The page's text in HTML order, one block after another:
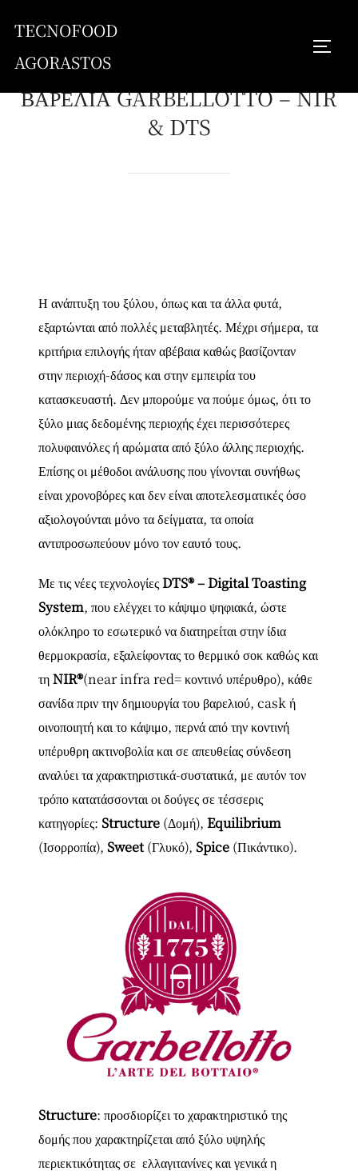
content
TECNOFOOD
AGORASTOS
ΒΑΡΕΛΙΑ GARBELLOTTO – NIR
& DTS
Η ανάπτυξη του ξύλου, όπως και τα άλλα φυτά,
εξαρτώνται από πολλές μεταβλητές. Μέχρι σήμερα, τα
κριτήρια επιλογής ήταν αβέβαια καθώς βασίζονταν
στην περιοχή-δάσος και στην εμπειρία του
κατασκευαστή. Δεν μπορούμε να πούμε όμως, ότι το
ξύλο μιας δεδομένης περιοχής έχει περισσότερες
πολυφαινόλες ή αρώματα από ξύλο άλλης περιοχής.
Επίσης οι μέθοδοι ανάλυσης που γίνονται συνήθως
είναι χρονοβόρες και δεν είναι αποτελεσματικές όσο
αξιολογούνται μόνο τα δείγματα, τα οποία
αντιπροσωπεύουν μόνο τον εαυτό τους.
Με τις νέες τεχνολογίεςDTS® – Digital Toasting
System, που ελέγχει το κάψιμο ψηφιακά, ώστε
ολόκληρο το εσωτερικό να διατηρείται στην ίδια
θερμοκρασία, εξαλείφοντας το θερμικό σοκ καθώς και
τηNIR®(near infra red= κοντινό υπέρυθρο), κάθε
σανίδα πριν την δημιουργία του βαρελιού, cask ή
οινοποιητή και το κάψιμο, περνά από την κοντινή
υπέρυθρη ακτινοβολία και σε απευθείας σύνδεση
αναλύει τα χαρακτηριστικά-συστατικά, με αυτόν τον
τρόπο κατατάσσονται οι δούγες σε τέσσερις
κατηγορίες: Structure (Δομή), Equilibrium
(Ισορροπία), Sweet(Γλυκό), Spice (Πικάντικο).
Structure: προσδιορίζει το χαρακτηριστικό της
δομής που χαρακτηρίζεται από ξύλο υψηλής
περιεκτικότητας σε ελλαγιτανίνες και γενικά η